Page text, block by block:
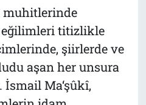
muhitlerinde
eğilimleri titizlikle
şiirlerde ve
aşan her unsura
İsmail Ma‘şûkî,